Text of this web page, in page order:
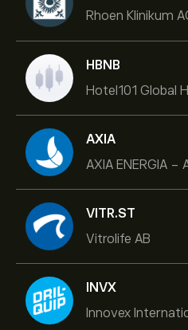
Rhoen Klinikum
HBNB
Hotel101 Global
AXIA
AXIA ENERGIA -
VITR.ST
Vitrolife AB
INVX
Innovex